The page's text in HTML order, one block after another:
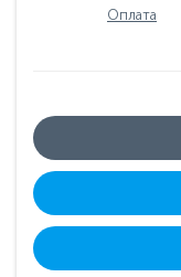
Оплата